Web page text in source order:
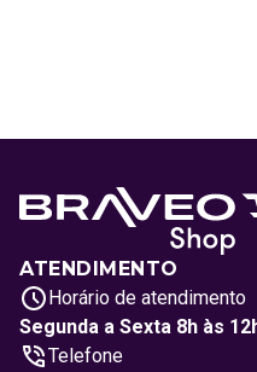
ATENDIMENTO
Horário de atendimento
Segunda a Sexta 8h às
Telefone